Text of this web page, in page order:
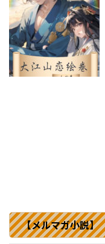
【メルマガ小説】